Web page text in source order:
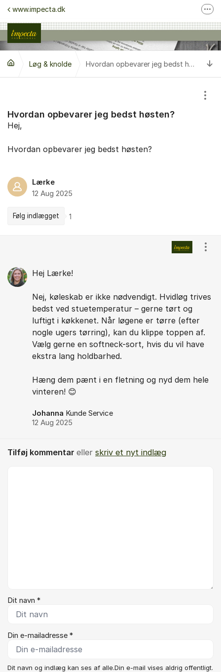
Gå til indhold
www.impecta.dk
Kontakt kundeservice
Følg os på Facebook
Følg os på Instagram
Løg & knolde Hvordan opbevarer jeg bedst høsten?
Hvordan opbevarer jeg bedst høsten?
Vis/
Hej,
Hvordan opbevarer jeg bedst høsten?
Lærke
12 Aug 2025
Følg indlægget 1
Hej Lærke!
Nej, køleskab er ikke nødvendigt. Hvidløg trives
bedst ved stuetemperatur – gerne tørt og
luftigt i køkkenet. Når løgene er tørre (efter
nogle ugers tørring), kan du klippe toppen af.
Vælg gerne en softneck-sort, hvis du vil have
ekstra lang holdbarhed.
Hæng dem pænt i en fletning og nyd dem hele
vinteren! 😊
Johanna Kunde Service
12 Aug 2025
Vis/
Tilføj kommentar eller skriv et nyt indlæg
Dit navn *
Din e-mailadresse *
Dit navn og indlæg kan ses af alle.Din e-mail vises aldrig offentligt.